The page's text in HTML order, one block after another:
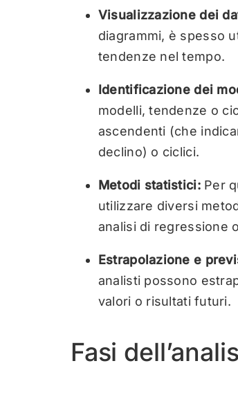
Visualizzazione dei
diagrammi, è spesso
tendenze nel tempo.
Identificazione dei
modelli, tendenze o
ascendenti (che
declino) o ciclici.
Metodi statistici:Per
utilizzare diversi
analisi di regressione
Estrapolazione e
analisti possono
valori o risultati futuri.
Fasi